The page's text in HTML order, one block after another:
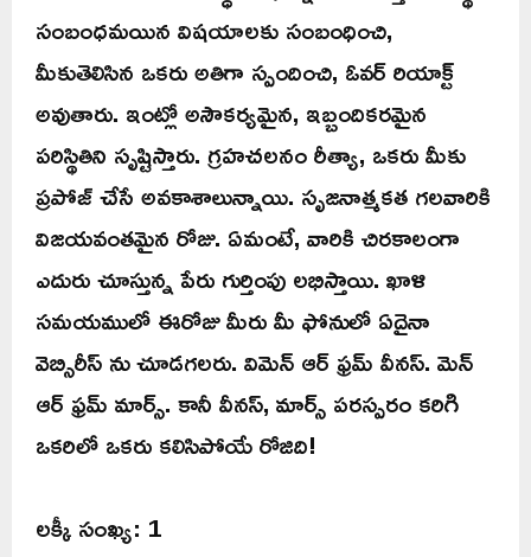
సంబంధమయిన విషయాలకు సంబంధించి,
మీకుతెలిసిన ఒకరు అతిగా స్పందించి, ఓవర్ రియాక్ట్
అవుతారు. ఇంట్లో అసౌకర్యమైన, ఇబ్బందికరమైన
పరిస్థితిని సృష్టిస్తారు. గ్రహచలనం రీత్యా, ఒకరు మీకు
ప్రపోజ్ చేసే అవకాశాలున్నాయి. సృజనాత్మకత గలవారికి
విజయవంతమైన రోజు. ఏమంటే, వారికి చిరకాలంగా
ఎదురు చూస్తున్న పేరు గుర్తింపు లభిస్తాయి. ఖాళి
సమయములో ఈరోజు మీరు మీ ఫోనులో ఏదైనా
వెబ్సిరీస్ ను చూడగలరు. విమెన్ ఆర్ ఫ్రమ్ వీనస్. మెన్
ఆర్ ఫ్రమ్ మార్స్. కానీ వీనస్, మార్స్ పరస్పరం కరిగి
ఒకరిలో ఒకరు కలిసిపోయే రోజిది!
లక్కీ సంఖ్య: 1